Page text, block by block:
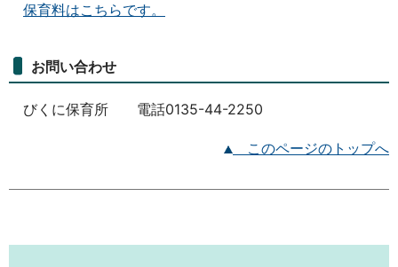
保育料はこちらです。
お問い合わせ
びくに保育所 電話0135-44-2250
このページのトップへ